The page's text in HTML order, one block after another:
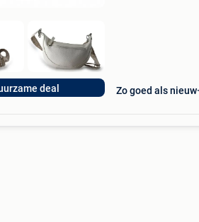
deal Zo goed als nieuw